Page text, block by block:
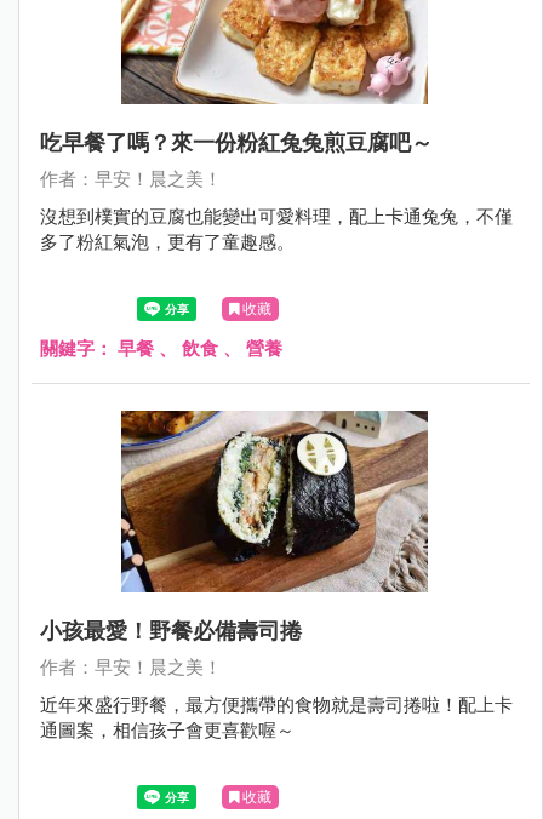
吃早餐了嗎？來一份粉紅兔兔煎豆腐吧～
作者：早安！晨之美！
沒想到樸實的豆腐也能變出可愛料理，配上卡通兔兔，不僅
多了粉紅氣泡，更有了童趣感。
收藏
關鍵字： 早餐 、 飲食 、 營養
小孩最愛！野餐必備壽司捲
作者：早安！晨之美！
近年來盛行野餐，最方便攜帶的食物就是壽司捲啦！配上卡
通圖案，相信孩子會更喜歡喔～
收藏